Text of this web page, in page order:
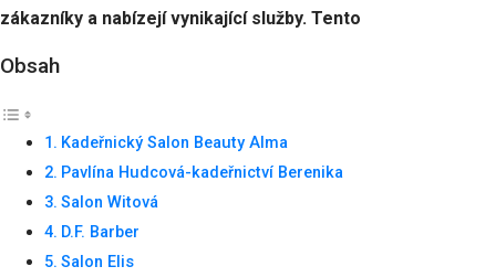
zákazníky a nabízejí vynikající služby. Tento
Obsah
Kadeřnický Salon Beauty Alma
Pavlína Hudcová-kadeřnictví Berenika
Salon Witová
D.F. Barber
Salon Elis
stránky
zkušenost
Aby naše
webové
stránky
fungovaly
návštěvě co